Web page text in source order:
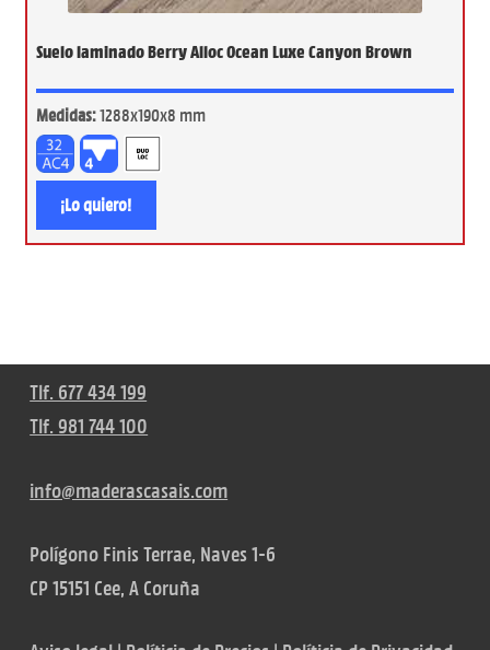
Suelo laminado Berry Alloc Ocean Luxe Canyon Brown
Medidas:1288x190x8 mm
¡Lo quiero!
Tlf. 677 434 199
Tlf. 981 744 100
info@maderascasais.com
Polígono Finis Terrae, Naves 1-6
CP 15151 Cee, A Coruña